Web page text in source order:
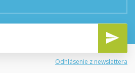
Odhlásenie z newslettera